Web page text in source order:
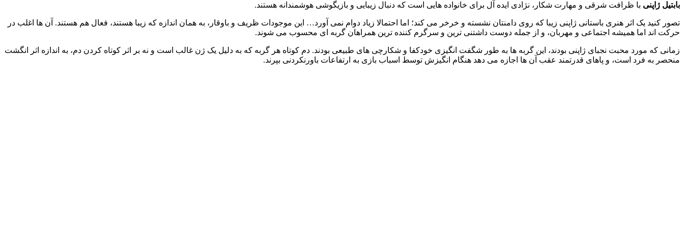
بابتیل ژاپنی با ظرافت شرقی و مهارت شکار، نژادی ایده‌ آل برای خانواده‌ هایی است که دنبال زیبایی و بازیگوشی هوشمندانه هستند.
تصور کنید یک اثر هنری باستانی ژاپنی زیبا که روی دامنتان نشسته و خرخر می‌ کند؛ اما احتمالا زیاد دوام نمی‌ آورد… این موجودات ظریف و باوقار، به همان اندازه که زیبا هستند، فعال هم هستند. آن‌ ها اغلب در
حرکت‌ اند اما همیشه اجتماعی و مهربان، و از جمله دوست‌ داشتنی‌ ترین و سرگرم‌ کننده‌ ترین همراهان گربه‌ ای محسوب می‌ شوند.
زمانی که مورد محبت نجبای ژاپنی بودند، این گربه‌ ها به‌ طور شگفت‌ انگیزی خودکفا و شکارچی‌ های طبیعی بودند. دم کوتاه هر گربه که به دلیل یک ژن غالب است و نه بر اثر کوتاه کردن دم، به اندازه اثر انگشت
منحصر به فرد است، و پاهای قدرتمند عقب آن‌ ها اجازه می‌ دهد هنگام انگیزش توسط اسباب‌ بازی به ارتفاعات باورنکردنی بپرند.